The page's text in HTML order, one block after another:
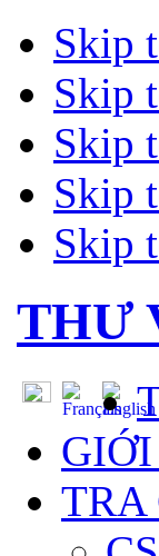
Skip
Skip
Skip
Skip
Skip
THƯ
TRA